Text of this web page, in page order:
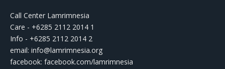
Call Center Lamrimnesia
Care - +6285 2112 2014 1
Info - +6285 2112 2014 2
email: info@lamrimnesia.org
facebook: facebook.com/lamrimnesia